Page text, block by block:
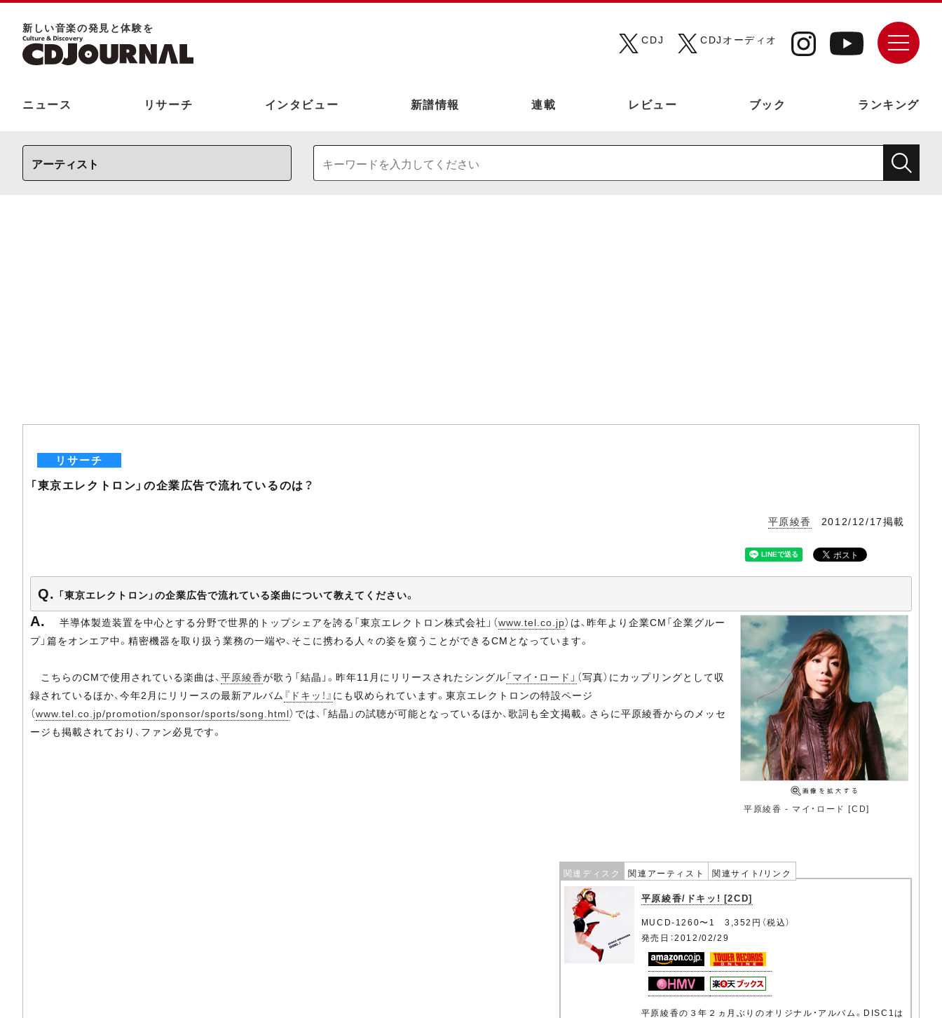
新しい⾳楽の発⾒と体験を
CDJ
CDJオーディオ
ニュース リサーチ インタビュー 新譜情報 連載 レビュー ブック ランキング
リサーチ
「東京エレクトロン」の企業広告で流れているのは？
平原綾香 2012/12/17掲載
「東京エレクトロン」の企業広告で流れている楽曲について教えてください。
平原綾香 - マイ・ロード [CD]
半導体製造装置を中心とする分野で世界的トップシェアを誇る「東京エレクトロン株式会社」（www.tel.co.jp）は、昨年より企業CM「企業グルー
プ」篇をオンエア中。精密機器を取り扱う業務の一端や、そこに携わる人々の姿を窺うことができるCMとなっています。
こちらのCMで使用されている楽曲は、平原綾香が歌う「結晶」。昨年11月にリリースされたシングル「マイ・ロード」 （写真）にカップリングとして収
録されているほか、今年2月にリリースの最新アルバム 『ドキッ！』 にも収められています。東京エレクトロンの特設ページ
（www.tel.co.jp/promotion/sponsor/sports/song.html）では、「結晶」の試聴が可能となっているほか、歌詞も全文掲載。さらに平原綾香からのメッセ
ージも掲載されており、ファン必見です。
関連ディスク 関連アーティスト 関連サイト/リンク
平原綾香/ドキッ! [2CD]
MUCD-1260〜1 3,352円（税込）
発売日：2012/02/29
平原綾香の３年２ヵ月ぶりのオリジナル・アルバム。DISC1は